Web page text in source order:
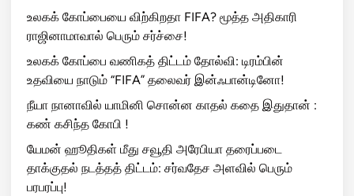
உலகக் கோப்பையை விற்கிறதா FIFA? மூத்த அதிகாரி
ராஜினாமாவால் பெரும் சர்ச்சை!
உலகக் கோப்பை வணிகத் திட்டம் தோல்வி: டிரம்பின்
உதவியை நாடும் “FIFA” தலைவர் இன்ஃபான்டினோ!
நீயா நானாவில் யாமினி சொன்ன காதல் கதை இதுதான் :
கண் கசிந்த கோபி !
யேமன் ஹூதிகள் மீது சவூதி அரேபியா தரைப்படை
தாக்குதல் நடத்தத் திட்டம்: சர்வதேச அளவில் பெரும்
பரபரப்பு!